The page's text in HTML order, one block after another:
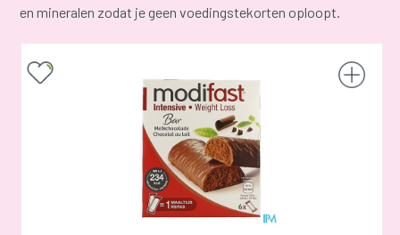
en mineralen zodat je geen voedingstekorten oploopt.